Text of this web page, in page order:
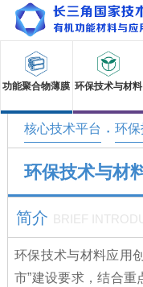
功能聚合物薄膜 环保技术与材料
核心技术平台 · 环保
环保技术与材
简介 BRIEF
环保技术与材料应用
市”建设要求，结合重